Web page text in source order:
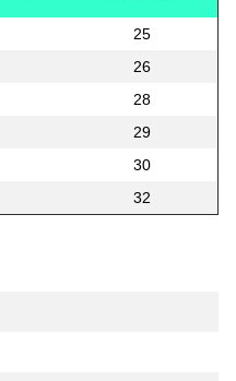
25
26
28
29
30
32